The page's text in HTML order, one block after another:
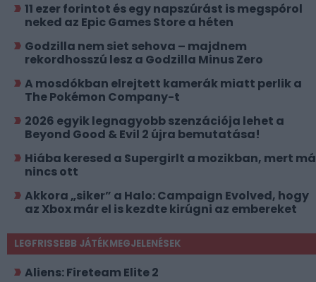
11 ezer forintot és egy napszúrást is megspórol
neked az Epic Games Store a héten
Godzilla nem siet sehova – majdnem
rekordhosszú lesz a Godzilla Minus Zero
A mosdókban elrejtett kamerák miatt perlik a
The Pokémon Company-t
2026 egyik legnagyobb szenzációja lehet a
Beyond Good & Evil 2 újra bemutatása!
Hiába keresed a Supergirlt a mozikban, mert
nincs ott
Akkora „siker” a Halo: Campaign Evolved, hogy
az Xbox már el is kezdte kirúgni az embereket
LEGFRISSEBB JÁTÉKMEGJELENÉSEK
Aliens: Fireteam Elite 2